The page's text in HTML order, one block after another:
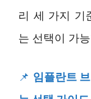
리 세 가지 기
는 선택이 가
📌 임플란트